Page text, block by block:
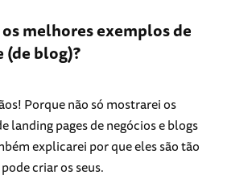
melhores exemplos de
(de blog)?
Porque não só mostrarei os
landing pages de negócios e blogs
explicarei por que eles são tão
criar os seus.